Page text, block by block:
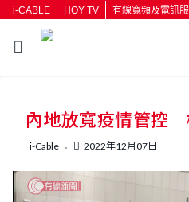
i-CABLE HOY TV 有線寬頻及電訊
按輸入鍵
內地放寬疫情管控
i-Cable 2022年12月07日